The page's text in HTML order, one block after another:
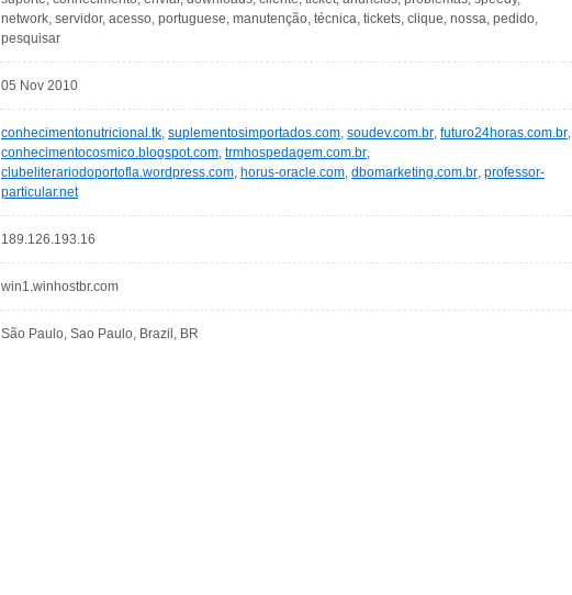
network, servidor, acesso, portuguese, manutenção, técnica, tickets, clique, nossa, pedido,
pesquisar
05 Nov 2010
conhecimentonutricional.tk, suplementosimportados.com, soudev.com.br, futuro24horas.com.br,
conhecimentocosmico.blogspot.com, trmhospedagem.com.br,
clubeliterariodoportofla.wordpress.com, horus-oracle.com, dbomarketing.com.br, professor-
particular.net
189.126.193.16
win1.winhostbr.com
São Paulo, Sao Paulo, Brazil, BR